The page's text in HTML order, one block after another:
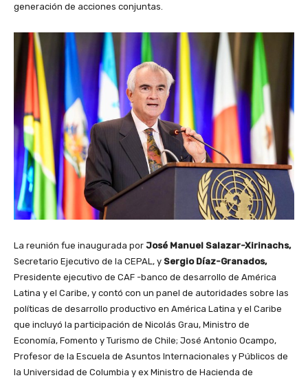
generación de acciones conjuntas.
La reunión fue inaugurada por José Manuel Salazar-Xirinachs,
Secretario Ejecutivo de la CEPAL, y Sergio Díaz-Granados,
Presidente ejecutivo de CAF -banco de desarrollo de América
Latina y el Caribe, y contó con un panel de autoridades sobre las
políticas de desarrollo productivo en América Latina y el Caribe
que incluyó la participación de Nicolás Grau, Ministro de
Economía, Fomento y Turismo de Chile; José Antonio Ocampo,
Profesor de la Escuela de Asuntos Internacionales y Públicos de
la Universidad de Columbia y ex Ministro de Hacienda de